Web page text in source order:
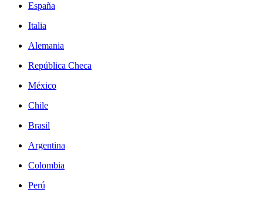
España
Italia
Alemania
República Checa
México
Chile
Brasil
Argentina
Colombia
Perú